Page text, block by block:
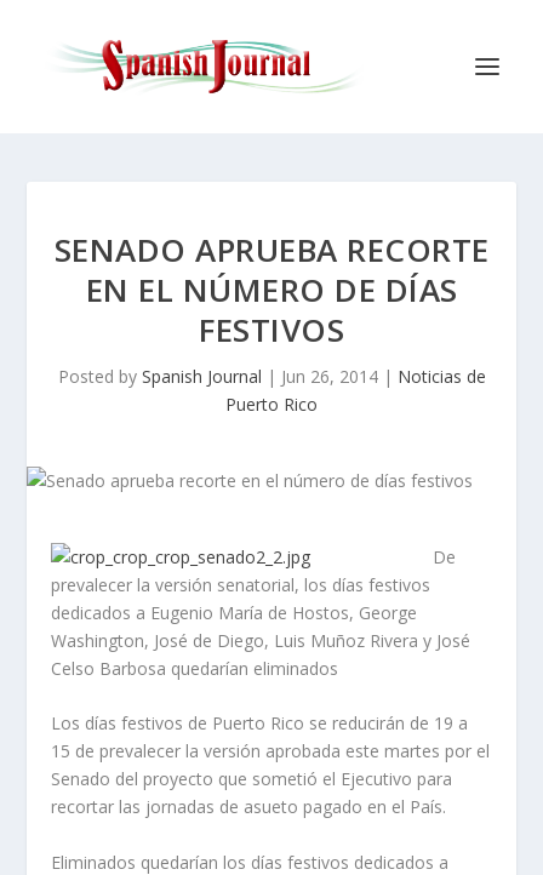
SENADO APRUEBA RECORTE
EN EL NÚMERO DE DÍAS
FESTIVOS
Posted by Spanish Journal | Jun 26, 2014| Noticias de
Puerto Rico
De
prevalecer la versión senatorial, los días festivos
dedicados a Eugenio María de Hostos, George
Washington, José de Diego, Luis Muñoz Rivera y José
Celso Barbosa quedarían eliminados
Los días festivos de Puerto Rico se reducirán de 19 a
15 de prevalecer la versión aprobada este martes por el
Senado del proyecto que sometió el Ejecutivo para
recortar las jornadas de asueto pagado en el País.
Eliminados quedarían los días festivos dedicados a